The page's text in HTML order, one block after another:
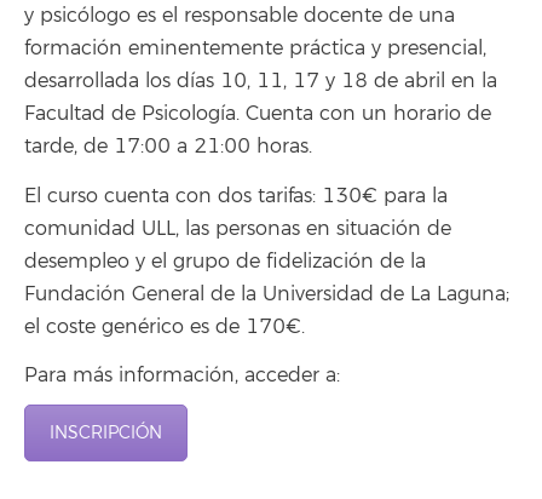
y psicólogo es el responsable docente de una
formación eminentemente práctica y presencial,
desarrollada los días 10, 11, 17 y 18 de abril en la
Facultad de Psicología. Cuenta con un horario de
tarde, de 17:00 a 21:00 horas.
El curso cuenta con dos tarifas: 130€ para la
comunidad ULL, las personas en situación de
desempleo y el grupo de fidelización de la
Fundación General de la Universidad de La Laguna;
el coste genérico es de 170€.
Para más información, acceder a:
INSCRIPCIÓN